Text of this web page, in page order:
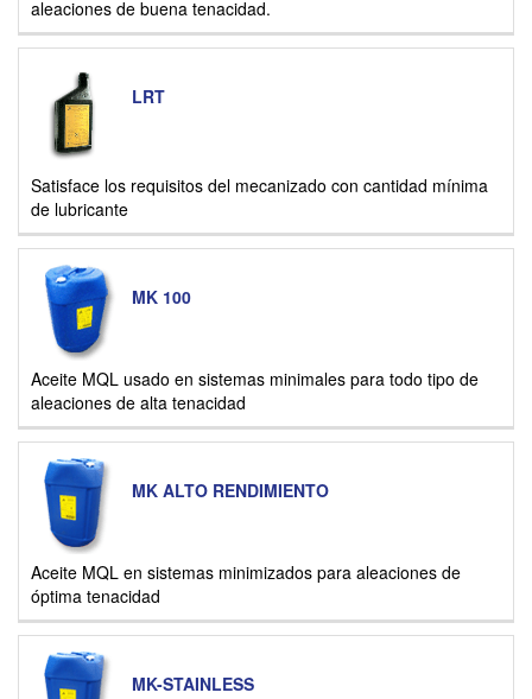
aleaciones de buena tenacidad.
LRT
Satisface los requisitos del mecanizado con cantidad mínima
de lubricante
MK 100
Aceite MQL usado en sistemas minimales para todo tipo de
aleaciones de alta tenacidad
MK ALTO RENDIMIENTO
Aceite MQL en sistemas minimizados para aleaciones de
óptima tenacidad
MK-STAINLESS